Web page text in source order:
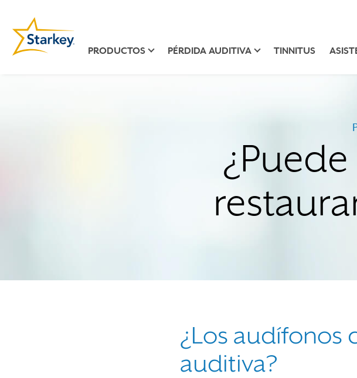
PRODUCTOS PÉRDIDA AUDITIVA TINNITUS
¿Los audífonos
auditiva?